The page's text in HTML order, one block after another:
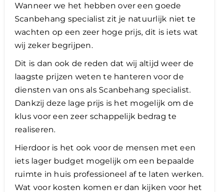
Wanneer we het hebben over een goede
Scanbehang specialist zit je natuurlijk niet te
wachten op een zeer hoge prijs, dit is iets wat
wij zeker begrijpen.
Dit is dan ook de reden dat wij altijd weer de
laagste prijzen weten te hanteren voor de
diensten van ons als Scanbehang specialist.
Dankzij deze lage prijs is het mogelijk om de
klus voor een zeer schappelijk bedrag te
realiseren.
Hierdoor is het ook voor de mensen met een
iets lager budget mogelijk om een bepaalde
ruimte in huis professioneel af te laten werken.
Wat voor kosten komen er dan kijken voor het